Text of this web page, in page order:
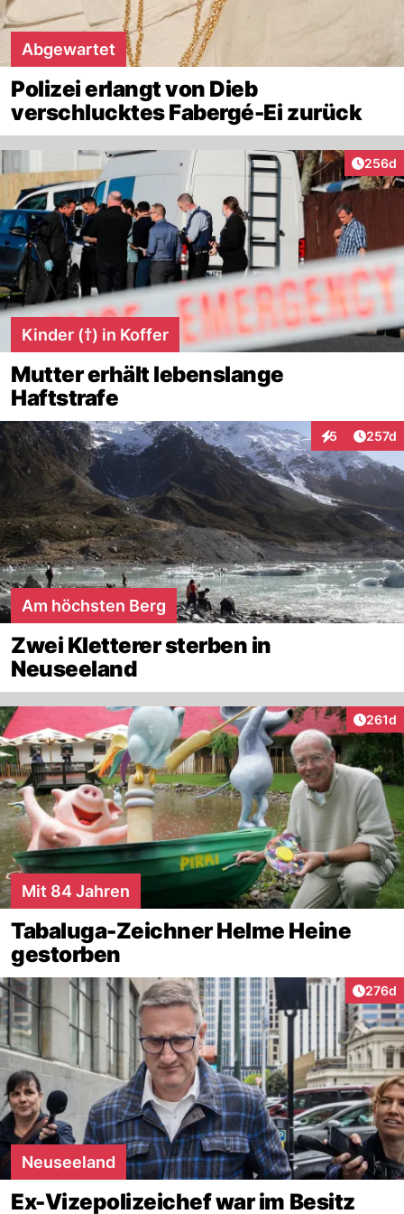
Abgewartet
Polizei erlangt von Dieb
verschlucktes Fabergé-Ei zurück
256d
Kinder (†) in Koffer
Mutter erhält lebenslange
Haftstrafe
5
Interaktionen
257d
Am höchsten Berg
Zwei Kletterer sterben in
Neuseeland
261d
Mit 84 Jahren
Tabaluga-Zeichner Helme Heine
gestorben
276d
Neuseeland
Ex-Vizepolizeichef war im Besitz